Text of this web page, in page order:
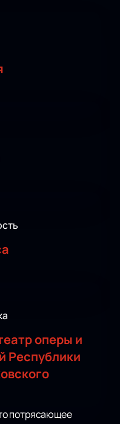
оперы и
Республики
потрясающее